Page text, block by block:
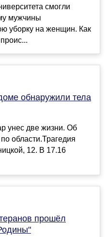
смогли
мужчины
уборку на женщин. Как
обнаружили тела
унес две жизни. Об
области.Трагедия
12. В 17.16
прошёл